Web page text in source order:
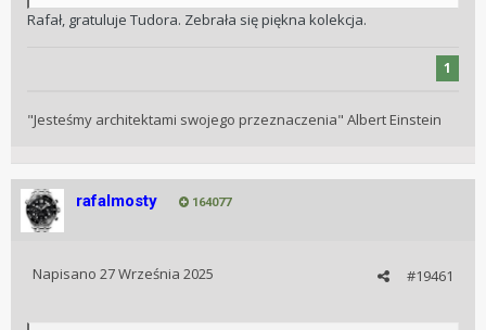
Rafał, gratuluje Tudora. Zebrała się piękna kolekcja.
1
"Jesteśmy architektami swojego przeznaczenia" Albert Einstein
rafalmosty 164077
#19461
Napisano 27 Września 2025